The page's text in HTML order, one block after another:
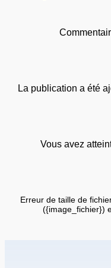
La publication a été
Vous avez
Erreur de taille de
({image_fichier})